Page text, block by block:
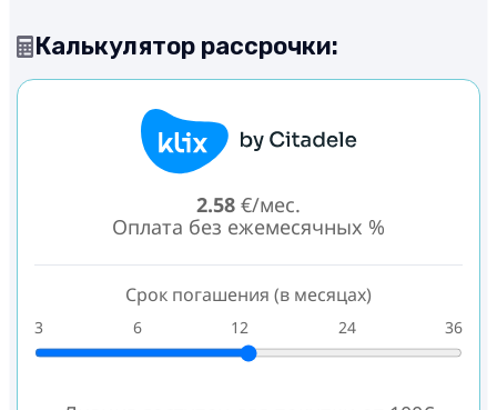
Калькулятор рассрочки:
2.58 €/мес.
Оплата без ежемесячных %
Срок погашения (в месяцах)
3 6 12 24 36